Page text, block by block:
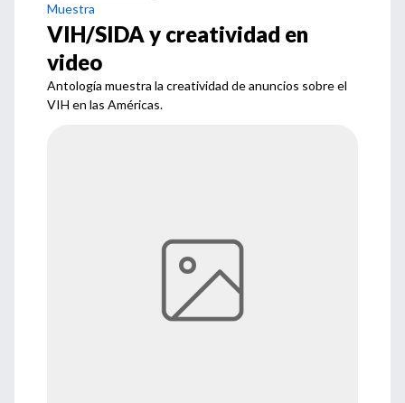
Muestra
VIH/SIDA y creatividad en
video
Antología muestra la creatividad de anuncios sobre el
VIH en las Américas.